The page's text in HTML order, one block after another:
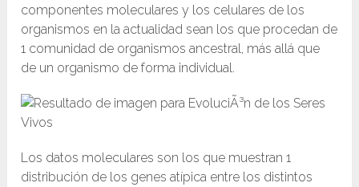
componentes moleculares y los celulares de los
organismos en la actualidad sean los que procedan de
1 comunidad de organismos ancestral, más allá que
de un organismo de forma individual.
Los datos moleculares son los que muestran 1
distribución de los genes atípica entre los distintos